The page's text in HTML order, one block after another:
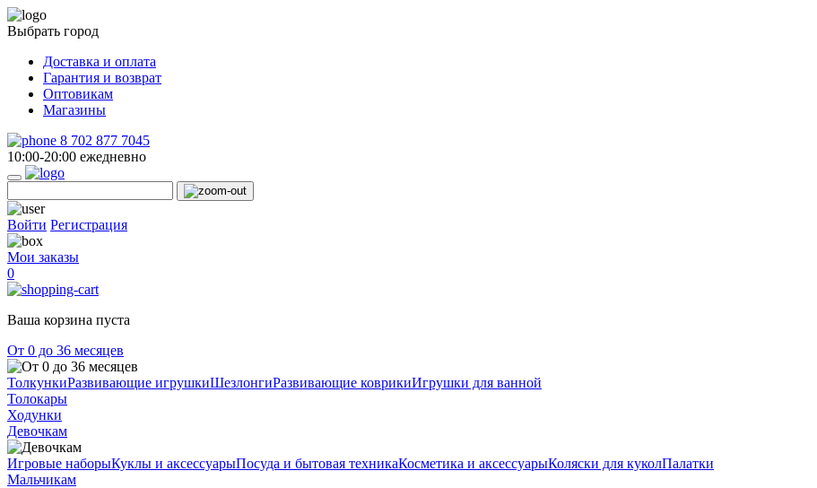
Выбрать город
Доставка и оплата
Гарантия и возврат
Оптовикам
Магазины
8 702 877 7045
10:00-20:00 ежедневно
Войти Регистрация
Мои заказы
0
Ваша корзина пуста
От 0 до 36 месяцев
ТолкункиРазвивающие игрушкиШезлонгиРазвивающие коврикиИгрушки для ванной
Толокары
Ходунки
Девочкам
Игровые наборыКуклы и аксессуарыПосуда и бытовая техникаКосметика и аксессуарыКоляски для куколПалатки
Мальчикам